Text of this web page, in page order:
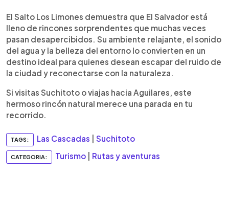
El Salto Los Limones demuestra que El Salvador está
lleno de rincones sorprendentes que muchas veces
pasan desapercibidos. Su ambiente relajante, el sonido
del agua y la belleza del entorno lo convierten en un
destino ideal para quienes desean escapar del ruido de
la ciudad y reconectarse con la naturaleza.
Si visitas Suchitoto o viajas hacia Aguilares, este
hermoso rincón natural merece una parada en tu
recorrido.
TAGS: Las Cascadas Suchitoto
CATEGORIA: Turismo Rutas y aventuras